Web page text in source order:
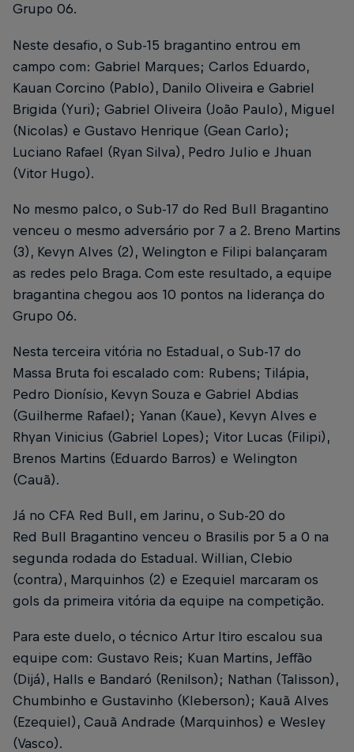
Grupo 06.
Neste desafio, o Sub-15 bragantino entrou em
campo com: Gabriel Marques; Carlos Eduardo,
Kauan Corcino (Pablo), Danilo Oliveira e Gabriel
Brigida (Yuri); Gabriel Oliveira (João Paulo), Miguel
(Nicolas) e Gustavo Henrique (Gean Carlo);
Luciano Rafael (Ryan Silva), Pedro Julio e Jhuan
(Vitor Hugo).
No mesmo palco, o Sub-17 do Red Bull Bragantino
venceu o mesmo adversário por 7 a 2. Breno Martins
(3), Kevyn Alves (2), Welington e Filipi balançaram
as redes pelo Braga. Com este resultado, a equipe
bragantina chegou aos 10 pontos na liderança do
Grupo 06.
Nesta terceira vitória no Estadual, o Sub-17 do
Massa Bruta foi escalado com: Rubens; Tilápia,
Pedro Dionísio, Kevyn Souza e Gabriel Abdias
(Guilherme Rafael); Yanan (Kaue), Kevyn Alves e
Rhyan Vinicius (Gabriel Lopes); Vitor Lucas (Filipi),
Brenos Martins (Eduardo Barros) e Welington
(Cauã).
Já no CFA Red Bull, em Jarinu, o Sub-20 do
Red Bull Bragantino venceu o Brasilis por 5 a 0 na
segunda rodada do Estadual. Willian, Clebio
(contra), Marquinhos (2) e Ezequiel marcaram os
gols da primeira vitória da equipe na competição.
Para este duelo, o técnico Artur Itiro escalou sua
equipe com: Gustavo Reis; Kuan Martins, Jeffão
(Dijá), Halls e Bandaró (Renilson); Nathan (Talisson),
Chumbinho e Gustavinho (Kleberson); Kauã Alves
(Ezequiel), Cauã Andrade (Marquinhos) e Wesley
(Vasco).